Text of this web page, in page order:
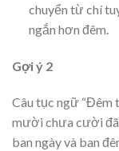
chuyển từ chí
ngắn hơn đêm.
Gợi ý 2
Câu tục ngữ “Đêm
mười chưa cười đã
ban ngày và ban